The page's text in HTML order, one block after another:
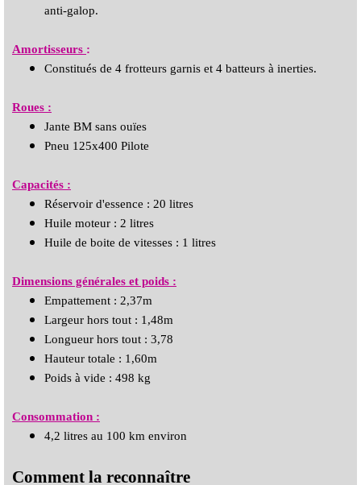
anti-galop.
Amortisseurs :
Constitués de 4 frotteurs garnis et 4 batteurs à inerties.
Roues :
Jante BM sans ouïes
Pneu 125x400 Pilote
Capacités :
Réservoir d'essence : 20 litres
Huile moteur : 2 litres
Huile de boite de vitesses : 1 litres
Dimensions générales et poids :
Empattement : 2,37m
Largeur hors tout : 1,48m
Longueur hors tout : 3,78
Hauteur totale : 1,60m
Poids à vide : 498 kg
Consommation :
4,2 litres au 100 km environ
Comment la reconnaître